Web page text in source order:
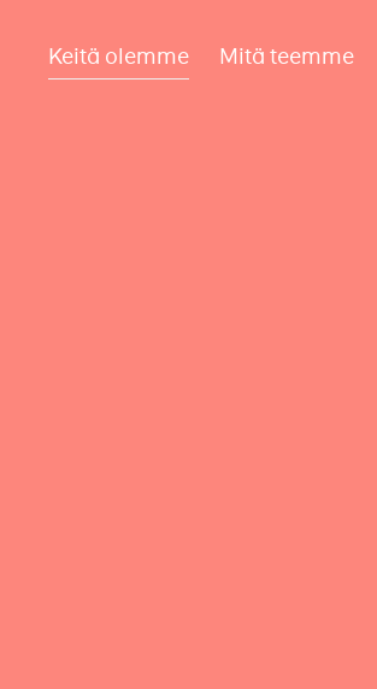
Keitä olemme Mitä teemme